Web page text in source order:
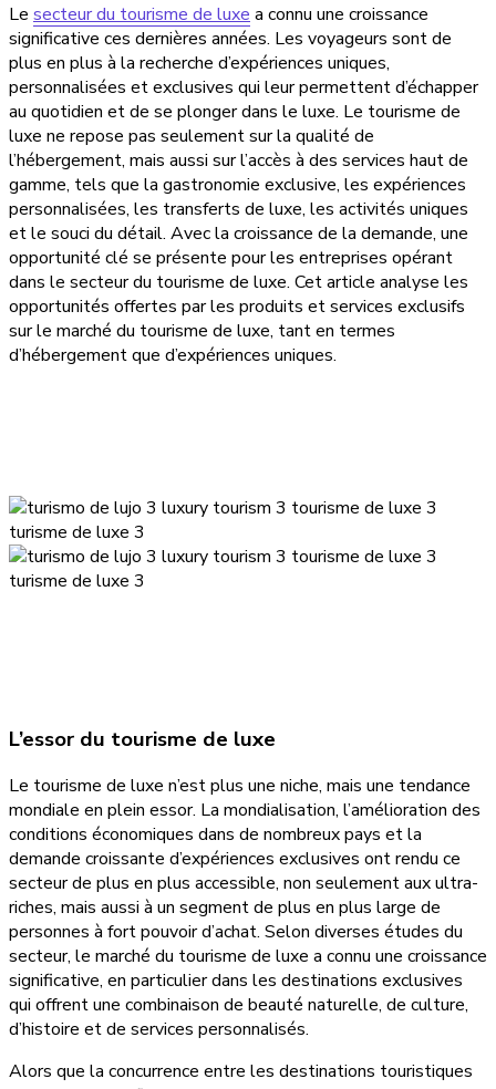
Le secteur du tourisme de luxe a connu une croissance
significative ces dernières années. Les voyageurs sont de
plus en plus à la recherche d’expériences uniques,
personnalisées et exclusives qui leur permettent d’échapper
au quotidien et de se plonger dans le luxe. Le tourisme de
luxe ne repose pas seulement sur la qualité de
l’hébergement, mais aussi sur l’accès à des services haut de
gamme, tels que la gastronomie exclusive, les expériences
personnalisées, les transferts de luxe, les activités uniques
et le souci du détail. Avec la croissance de la demande, une
opportunité clé se présente pour les entreprises opérant
dans le secteur du tourisme de luxe. Cet article analyse les
opportunités offertes par les produits et services exclusifs
sur le marché du tourisme de luxe, tant en termes
d’hébergement que d’expériences uniques.
L’essor du tourisme de luxe
Le tourisme de luxe n’est plus une niche, mais une tendance
mondiale en plein essor. La mondialisation, l’amélioration des
conditions économiques dans de nombreux pays et la
demande croissante d’expériences exclusives ont rendu ce
secteur de plus en plus accessible, non seulement aux ultra-
riches, mais aussi à un segment de plus en plus large de
personnes à fort pouvoir d’achat. Selon diverses études du
secteur, le marché du tourisme de luxe a connu une croissance
significative, en particulier dans les destinations exclusives
qui offrent une combinaison de beauté naturelle, de culture,
d’histoire et de services personnalisés.
Alors que la concurrence entre les destinations touristiques